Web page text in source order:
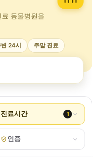
동물병원을
24시 주말 진료
진료시간 1
인증